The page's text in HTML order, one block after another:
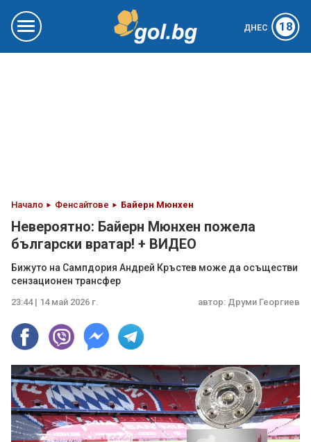
ДНЕС 18
Начало Фенсайтове Байерн Мюнхен
Невероятно: Байерн Мюнхен пожела
български вратар! + ВИДЕО
Бижуто на Сампдория Андрей Кръстев може да осъществи
сензационен трансфер
23:44 | 14 май 2026 г. автор: Друми Георгиев